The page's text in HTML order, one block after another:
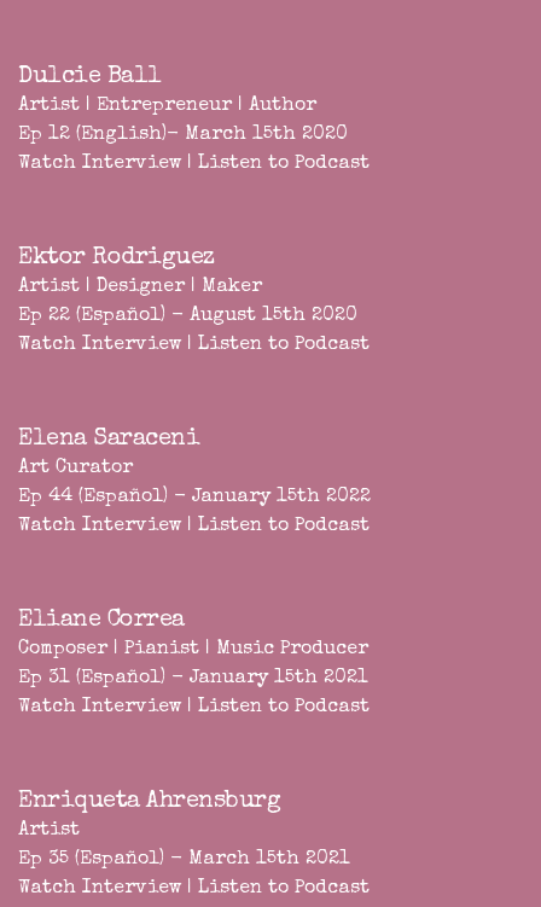
Dulcie Ball
Artist | Entrepreneur | Author
Ep 12 (English)- March 15th 2020
Watch Interview | Listen to Podcast
Ektor Rodriguez
Artist | Designer | Maker
Ep 22 (Español) - August 15th 2020
Watch Interview | Listen to Podcast
Elena Saraceni
Art Curator
Ep 44 (Español) - January 15th 2022
Watch Interview | Listen to Podcast
Eliane Correa
Composer | Pianist | Music Producer
Ep 31 (Español) - January 15th 2021
Watch Interview | Listen to Podcast
Enriqueta Ahrensburg
Artist
Ep 35 (Español) - March 15th 2021
Watch Interview | Listen to Podcast